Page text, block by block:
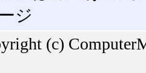
ジ
(c)